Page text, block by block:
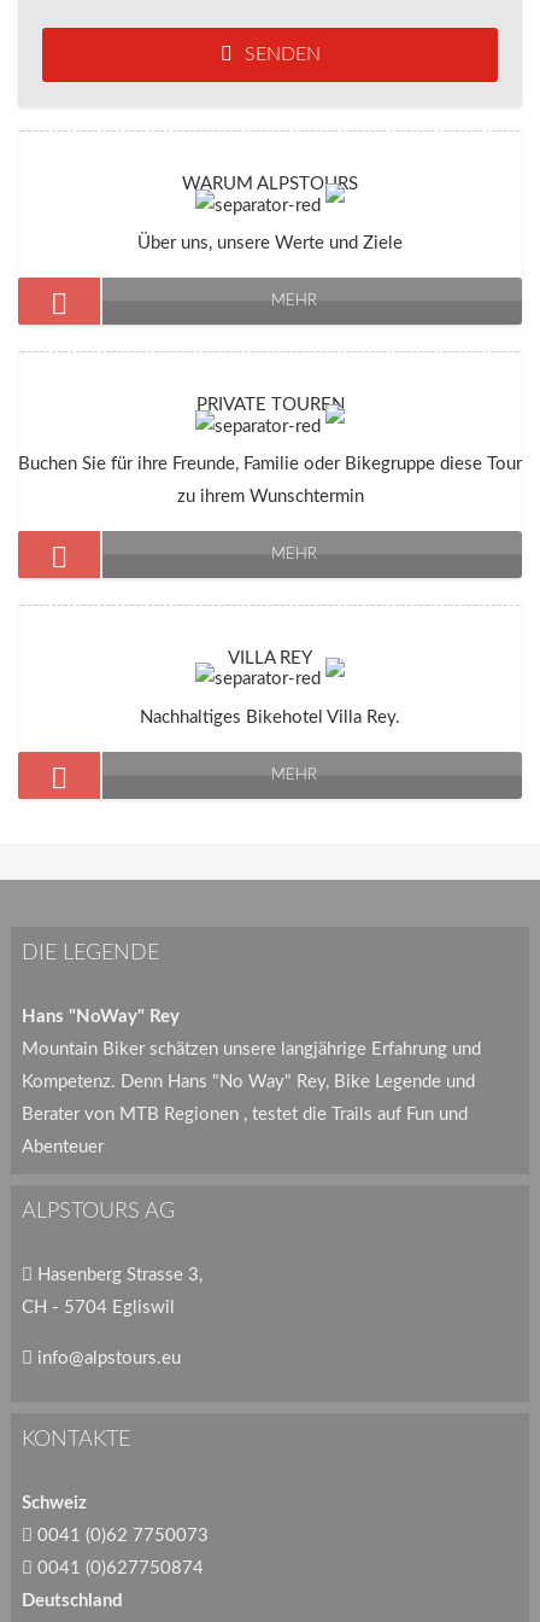
SENDEN
WARUM ALPSTOURS
Über uns, unsere Werte und Ziele
MEHR
PRIVATE TOUREN
Buchen Sie für ihre Freunde, Familie oder Bikegruppe diese Tour
zu ihrem Wunschtermin
MEHR
VILLA REY
Nachhaltiges Bikehotel Villa Rey.
MEHR
DIE LEGENDE
Hans "NoWay" Rey
Mountain Biker schätzen unsere langjährige Erfahrung und
Kompetenz. Denn Hans "No Way" Rey, Bike Legende und
Berater von MTB Regionen , testet die Trails auf Fun und
Abenteuer
ALPSTOURS AG
Hasenberg Strasse 3,
CH - 5704 Egliswil
info@alpstours.eu
KONTAKTE
Schweiz
0041 (0)62 7750073
0041 (0)627750874
Deutschland